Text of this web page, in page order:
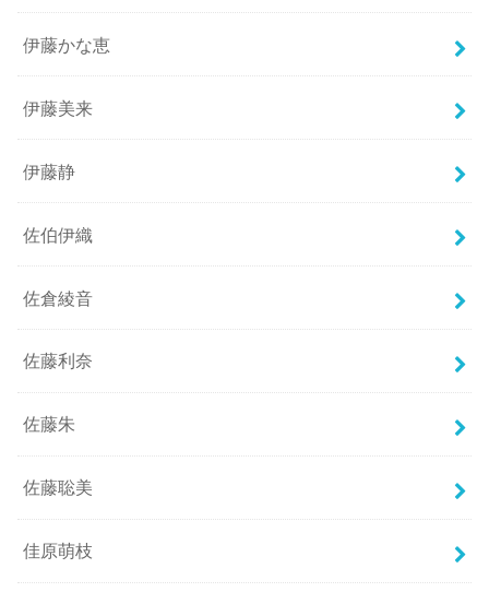
伊藤かな恵
伊藤美来
伊藤静
佐伯伊織
佐倉綾音
佐藤利奈
佐藤朱
佐藤聡美
佳原萌枝